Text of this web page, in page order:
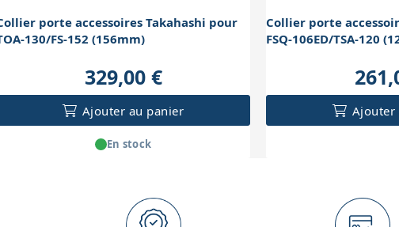
porte accessoires Takahashi pour
130/FS-152 (156mm)
329,00 €
Ajouter au panier
En stock
Collier porte
FSQ-106ED/TSA-120
Ajouter